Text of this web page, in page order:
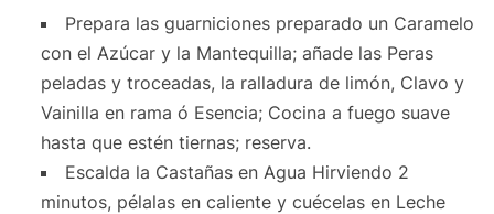
Prepara las guarniciones preparado un Caramelo
con el Azúcar y la Mantequilla; añade las Peras
peladas y troceadas, la ralladura de limón, Clavo y
Vainilla en rama ó Esencia; Cocina a fuego suave
hasta que estén tiernas; reserva.
Escalda la Castañas en Agua Hirviendo 2
minutos, pélalas en caliente y cuécelas en Leche